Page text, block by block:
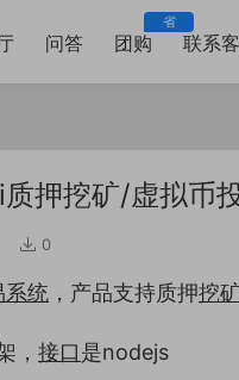
问答 团购
省
联系
押挖矿/虚拟币
0
系统 ，产品支持质押挖
， 接口是nodejs